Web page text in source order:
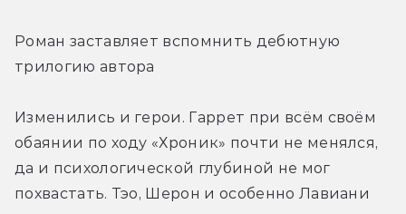
Роман заставляет вспомнить дебютную
трилогию автора
Изменились и герои. Гаррет при всём своём
обаянии по ходу «Хроник» почти не менялся,
да и психологической глубиной не мог
похвастать. Тэо, Шерон и особенно Лавиани